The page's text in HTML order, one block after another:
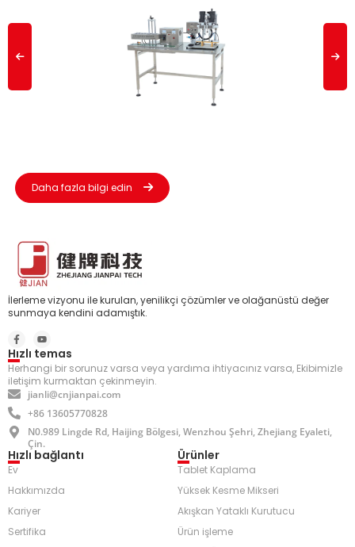
Daha fazla bilgi edin
İlerleme vizyonu ile kurulan, yenilikçi çözümler ve olağanüstü değer
sunmaya kendini adamıştık.
Hızlı bağlantı
Ev
Hakkımızda
Kariyer
Sertifika
Ürünler
Tablet Kaplama
Yüksek Kesme Mikseri
Akışkan Yataklı Kurutucu
Ürün işleme
Hızlı temas
Herhangi bir sorunuz varsa veya yardıma ihtiyacınız varsa, Ekibimizle
iletişim kurmaktan çekinmeyin.
jianli@cnjianpai.com
+86 13605770828
N0.989 Lingde Rd, Haijing Bölgesi, Wenzhou Şehri, Zhejiang Eyaleti,
Çin.